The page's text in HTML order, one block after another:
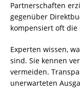
Partnerschaften
gegenüber
kompensiert oft
Experten wissen,
sind. Sie kennen
vermeiden.
unerwarteten